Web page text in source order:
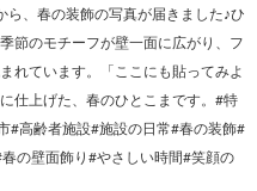
ら、春の装飾の写真が届きました♪ひ
節のモチーフが壁一面に広がり、フ
れています。「ここにも貼ってみよ
仕上げた、春のひとこまです。#特
#高齢者施設#施設の日常#春の装飾#
の壁面飾り#やさしい時間#笑顔の